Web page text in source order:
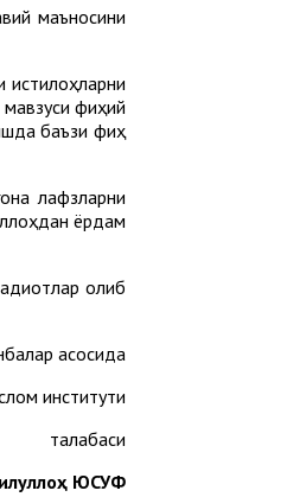
маъносини
фиқҳий
баъзи фиқҳ
лафзларни
ёрдам
олиб
асосида
институти
талабаси
ЮСУФ